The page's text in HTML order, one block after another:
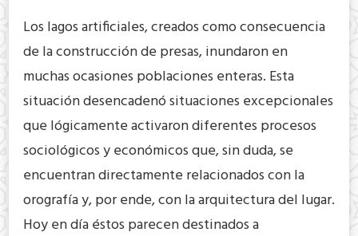
Los lagos artificiales, creados como consecuencia
de la construcción de presas, inundaron en
muchas ocasiones poblaciones enteras. Esta
situación desencadenó situaciones excepcionales
que lógicamente activaron diferentes procesos
sociológicos y económicos que, sin duda, se
encuentran directamente relacionados con la
orografía y, por ende, con la arquitectura del lugar.
Hoy en día éstos parecen destinados a